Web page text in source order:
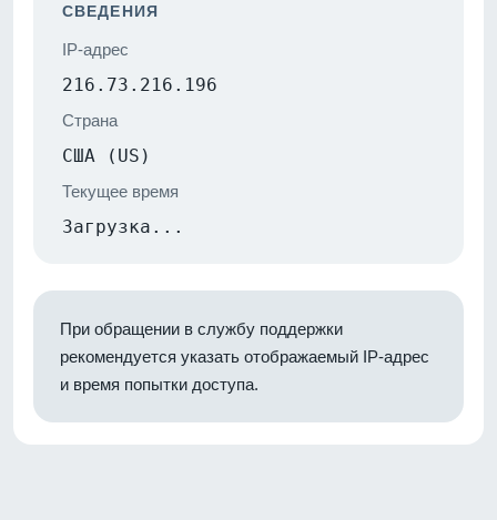
СВЕДЕНИЯ
IP-адрес
216.73.216.196
Страна
США (US)
Текущее время
Загрузка...
При обращении в службу поддержки
рекомендуется указать отображаемый IP-адрес
и время попытки доступа.